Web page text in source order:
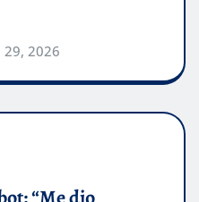
29, 2026